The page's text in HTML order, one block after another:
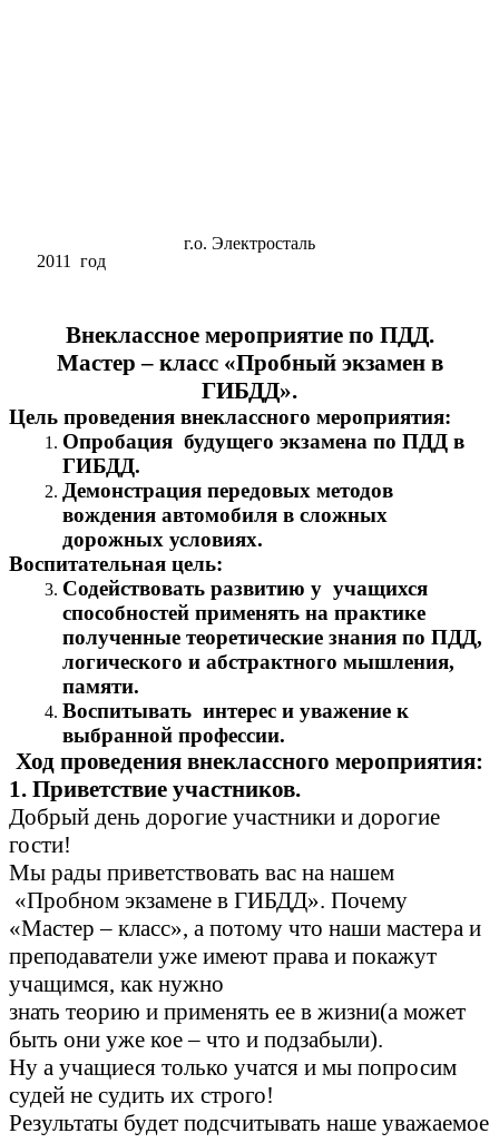
г.о. Электросталь
2011 год
Внеклассное мероприятие по ПДД.
Мастер – класс «Пробный экзамен в
ГИБДД».
Цель проведения внеклассного мероприятия:
Опробация будущего экзамена по ПДД в
ГИБДД.
Демонстрация передовых методов
вождения автомобиля в сложных
дорожных условиях.
Воспитательная цель:
Содействовать развитию у учащихся
способностей применять на практике
полученные теоретические знания по ПДД,
логического и абстрактного мышления,
памяти.
Воспитывать интерес и уважение к
выбранной профессии.
Ход проведения внеклассного мероприятия:
1. Приветствие участников.
Добрый день дорогие участники и дорогие
гости!
Мы рады приветствовать вас на нашем
«Пробном экзамене в ГИБДД». Почему
«Мастер – класс», а потому что наши мастера и
преподаватели уже имеют права и покажут
учащимся, как нужно
знать теорию и применять ее в жизни(а может
быть они уже кое – что и подзабыли).
Ну а учащиеся только учатся и мы попросим
судей не судить их строго!
Результаты будет подсчитывать наше уважаемое